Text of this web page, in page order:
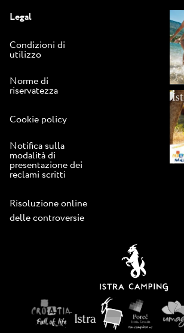
Legal
Condizioni di
utilizzo
Norme di
riservatezza
Cookie policy
Notifica sulla
modalità di
presentazione dei
reclami scritti
Risoluzione online
delle controversie